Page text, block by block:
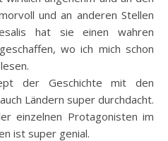
und an anderen Stellen
hat sie einen wahren
wo ich mich schon
der Geschichte mit den
Ländern super durchdacht.
einzelnen Protagonisten im
ist super genial.